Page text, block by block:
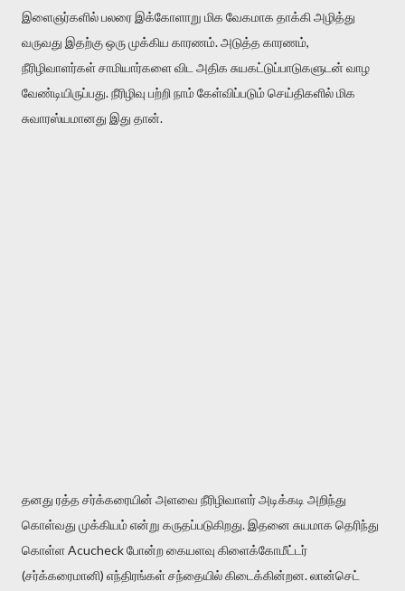
இளைஞர்களில் பலரை இக்கோளாறு மிக வேகமாக தாக்கி அழித்து
வருவது இதற்கு ஒரு முக்கிய காரணம். அடுத்த காரணம்,
நீரிழிவாளர்கள் சாமியார்களை விட அதிக சுயகட்டுப்பாடுகளுடன் வாழ
வேண்டியிருப்பது. நீரிழிவு பற்றி நாம் கேள்விப்படும் செய்திகளில் மிக
சுவாரஸ்யமானது இது தான்.
தனது ரத்த சர்க்கரையின் அளவை நீரிழிவாளர் அடிக்கடி அறிந்து
கொள்வது முக்கியம் என்று கருதப்படுகிறது. இதனை சுயமாக தெரிந்து
கொள்ள Acucheck போன்ற கையளவு கிளைக்கோமீட்டர்
(சர்க்கரைமானி) எந்திரங்கள் சந்தையில் கிடைக்கின்றன. லான்செட்